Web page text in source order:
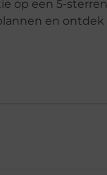
op een 5-sterren
en ontdek